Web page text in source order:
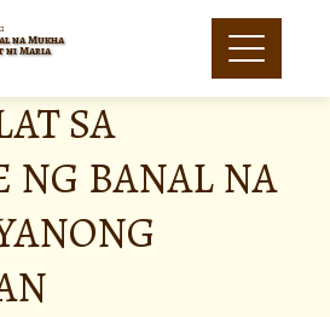
na Mukha
ni Maria
SA
NG BANAL NA